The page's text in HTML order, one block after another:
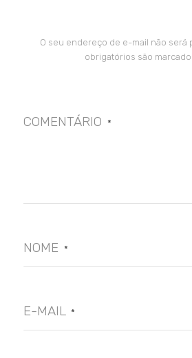
O seu endereço de e-mail não será
obrigatórios são
COMENTÁRIO *
NOME *
E-MAIL *